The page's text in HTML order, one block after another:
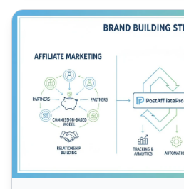
Marketing d'affiliation vs